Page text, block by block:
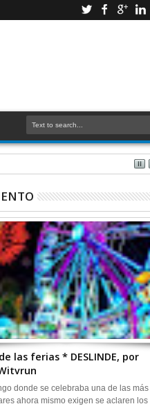
las ferias * DESLINDE, por
donde se celebraba una de las más
ahora mismo exigen se aclaren los